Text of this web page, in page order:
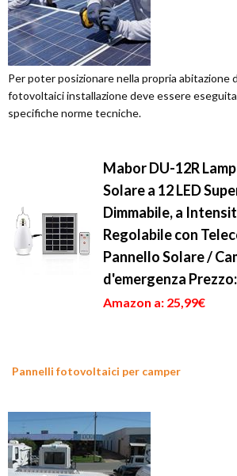
Per poter posizionare nella propria abitazione
fotovoltaici installazione deve essere
specifiche norme tecniche.
Mabor DU-12R
Solare a 12 LED
Dimmabile, a
Regolabile con
Pannello Solare /
d'emergenza Prezzo:
Amazon a: 25,99€
Pannelli fotovoltaici per camper